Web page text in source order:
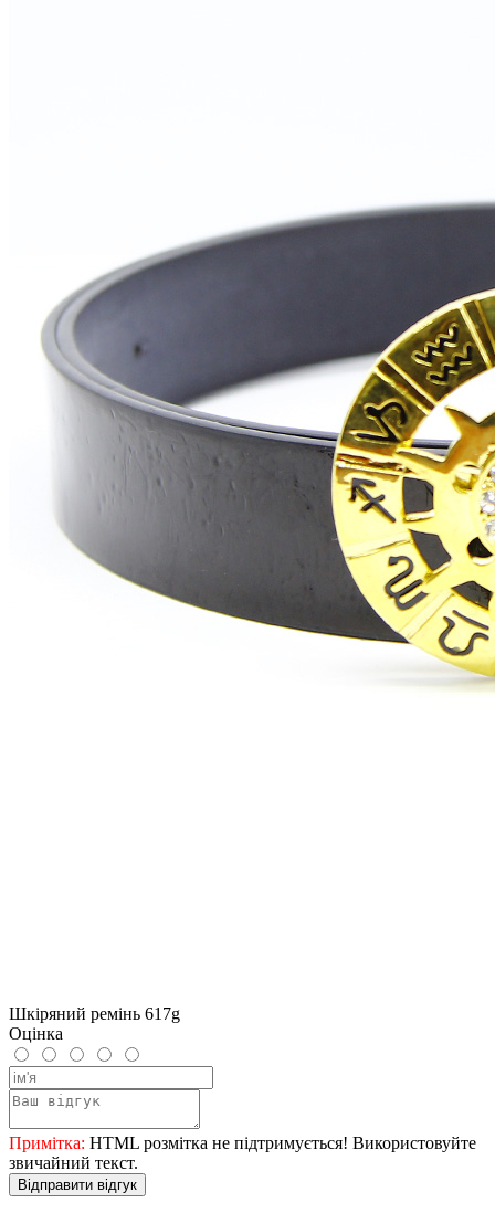
Шкіряний ремінь 617g
Оцінка
Примітка: HTML розмітка не підтримується! Використовуйте
звичайний текст.
Відправити відгук